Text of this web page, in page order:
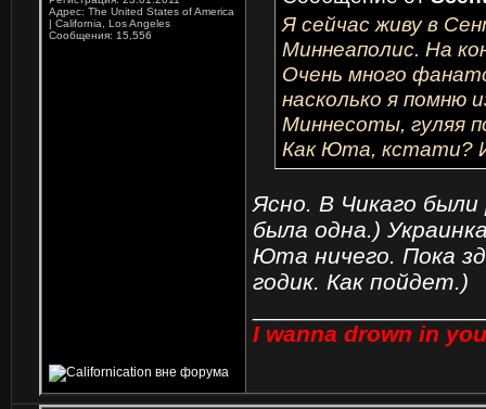
Адрес: The United States of America
| California, Los Angeles
Сообщения: 15,556
Я сейчас живу в
Миннеаполис. На
Очень много
насколько я помню
Миннесоты, гуляя
Как Юта, кстати?
Ясно. В Чикаго были
была одна.)
Юта ничего. Пока
годик. Как пойдет.)
I wanna drown in